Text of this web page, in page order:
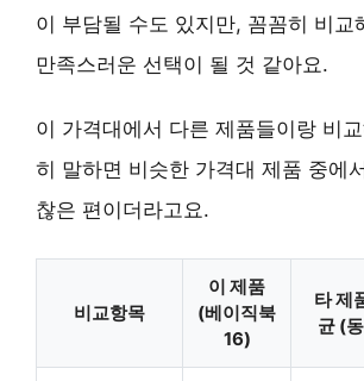
이 부담될 수도 있지만, 꼼꼼히 비교
만족스러운 선택이 될 것 같아요.
이 가격대에서 다른 제품들이랑 비
히 말하면 비슷한 가격대 제품 중에
찮은 편이더라고요.
비교항목
이 제품
(베이직북
16)
타 제
균 (